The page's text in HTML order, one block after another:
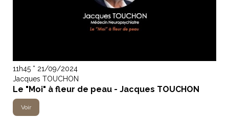
11h45 * 21/09/2024
Jacques TOUCHON
Le "Moi" à fleur de peau - Jacques TOUCHON
Voir